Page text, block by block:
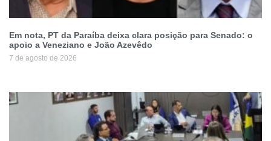
Em nota, PT da Paraíba deixa clara posição para Senado: o
apoio a Veneziano e João Azevêdo
7 de agosto de 2026